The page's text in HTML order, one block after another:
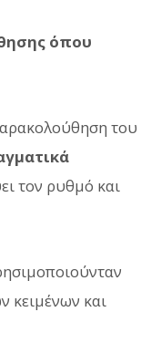
όπου
του
τον ρυθμό και
κειμένων και